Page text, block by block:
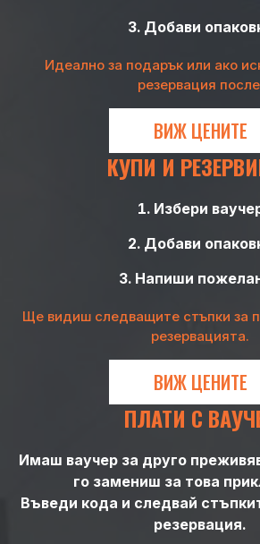
Добави
Идеално за подарък или ако
резервация
ВИЖ ЦЕНИТЕ
КУПИ И
Избери
Добави
Напиши
Ще видиш следващите стъпки за
резервацията.
ВИЖ ЦЕНИТЕ
ПЛАТИ С
Имаш ваучер за друго
го замениш за това
Въведи кода и следвай
резервация.